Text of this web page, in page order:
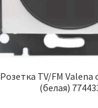
Розетка TV/FM Valena
(белая)